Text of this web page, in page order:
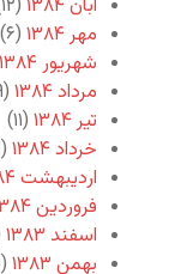
آبان ۱۳۸۴
(۱۲)
مهر ۱۳۸۴
(۶)
شهریور ۱۳۸۴
مرداد ۱۳۸۴
(۹)
تیر ۱۳۸۴
(۱۱)
خرداد ۱۳۸۴
(۱۲)
اردیبهشت ۱۳۸۴
فروردین ۱۳۸۴
اسفند ۱۳۸۳
بهمن ۱۳۸۳
(۱۰)